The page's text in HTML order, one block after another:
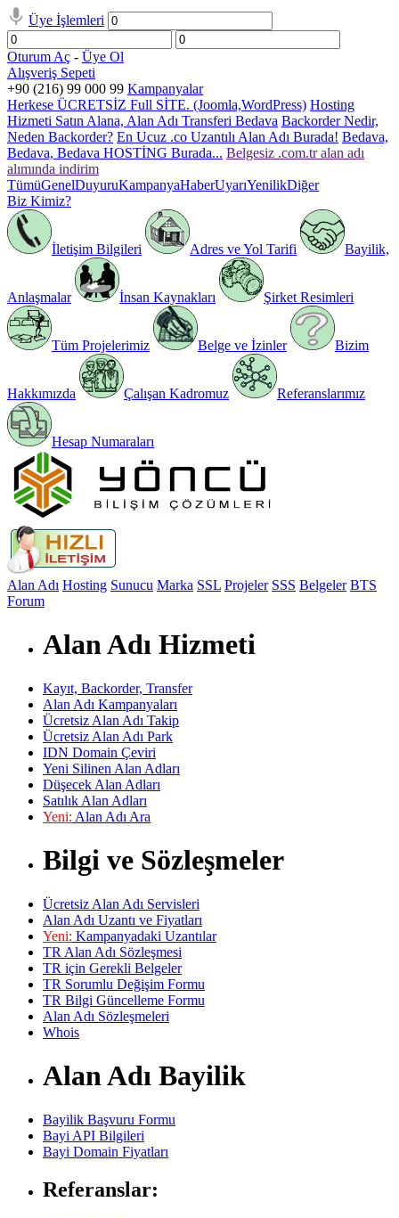
Üye İşlemleri
Oturum Aç - Üye Ol
Alışveriş Sepeti
+90 (216) 99 000 99 Kampanyalar
Herkese ÜCRETSİZ Full SİTE. (Joomla,WordPress) Hosting
Hizmeti Satın Alana, Alan Adı Transferi Bedava Backorder Nedir,
Neden Backorder? En Ucuz .co Uzantılı Alan Adı Burada! Bedava,
Bedava, Bedava HOSTİNG Burada... Belgesiz .com.tr alan adı
alımında indirim
TümüGenelDuyuruKampanyaHaberUyarıYenilikDiğer
Biz Kimiz?
İletişim Bilgileri Adres ve Yol Tarifi Bayilik,
Anlaşmalar İnsan Kaynakları Şirket Resimleri
Tüm Projelerimiz Belge ve İzinler Bizim
Hakkımızda Çalışan Kadromuz Referanslarımız
Hesap Numaraları
Alan Adı Hosting Sunucu Marka SSL Projeler SSS Belgeler BTS
Forum
Alan Adı Hizmeti
Kayıt, Backorder, Transfer
Alan Adı Kampanyaları
Ücretsiz Alan Adı Takip
Ücretsiz Alan Adı Park
IDN Domain Çeviri
Yeni Silinen Alan Adları
Düşecek Alan Adları
Satılık Alan Adları
Yeni: Alan Adı Ara
Bilgi ve Sözleşmeler
Ücretsiz Alan Adı Servisleri
Alan Adı Uzantı ve Fiyatları
Yeni: Kampanyadaki Uzantılar
TR Alan Adı Sözleşmesi
TR için Gerekli Belgeler
TR Sorumlu Değişim Formu
TR Bilgi Güncelleme Formu
Alan Adı Sözleşmeleri
Whois
Alan Adı Bayilik
Bayilik Başvuru Formu
Bayi API Bilgileri
Bayi Domain Fiyatları
Referanslar: